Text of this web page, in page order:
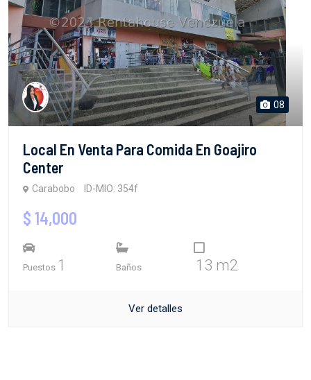
08
Local En Venta Para Comida En Goajiro
Center
Carabobo ID-MIO: 354f
$ 14,000
Puestos 1 Baños 13 m2
Ver detalles